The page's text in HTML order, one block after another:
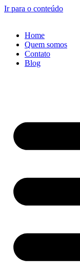
Ir para o conteúdo
Home
Quem somos
Contato
Blog